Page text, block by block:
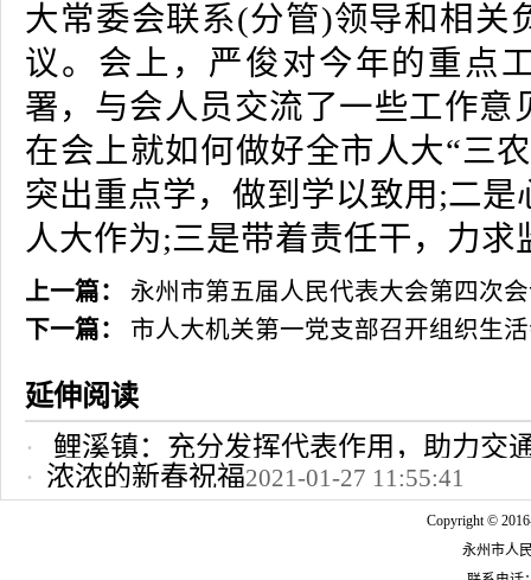
大常委会联系(分管)领导和相关
议。会上，严俊对今年的重点
署，与会人员交流了一些工作意
在会上就如何做好全市人大“三
突出重点学，做到学以致用;二是
人大作为;三是带着责任干，力求
上一篇：
永州市第五届人民代表大会第四次
下一篇：
市人大机关第一党支部召开组织生
延伸阅读
鲤溪镇：充分发挥代表作用，助力交
2022-10-24 12:09:37
浓浓的新春祝福2021-01-27 11:55:41
Copyright ©
永州市人